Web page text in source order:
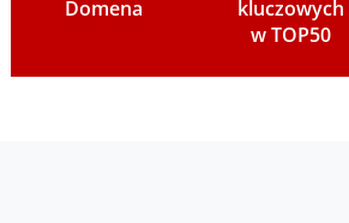
Domena
kluczowych
w TOP50